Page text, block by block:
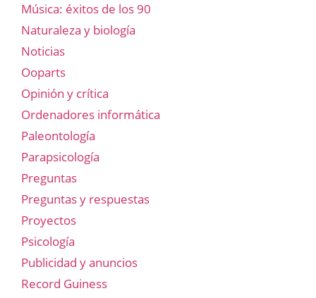
Música: éxitos de los 90
Naturaleza y biología
Noticias
Ooparts
Opinión y crítica
Ordenadores informática
Paleontología
Parapsicología
Preguntas
Preguntas y respuestas
Proyectos
Psicología
Publicidad y anuncios
Record Guiness